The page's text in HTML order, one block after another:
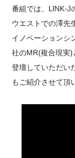
インタビュー・コラ
ニュース・掲示板
特別会員
番組では、LINK-J
ウエストでの澤先
イノベーションシ
社のMR(複合現実)
登壇していただい
もご紹介させて頂